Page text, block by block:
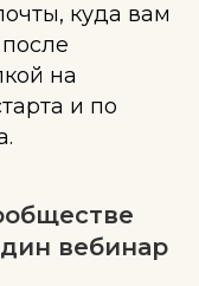
куда вам
на
и по
вебинар